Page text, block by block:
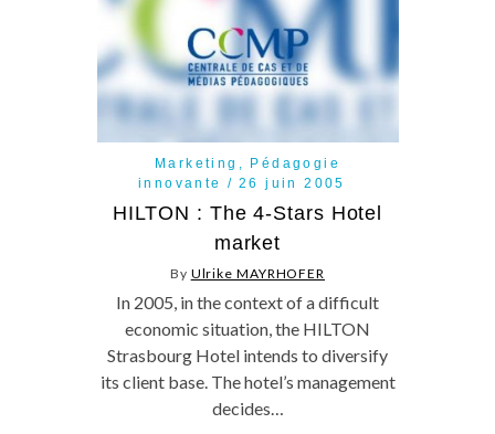
Marketing , Pédagogie
innovante
26 juin 2005
HILTON : The 4-Stars Hotel
market
By Ulrike MAYRHOFER
In 2005, in the context of a difficult
economic situation, the HILTON
Strasbourg Hotel intends to diversify
its client base. The hotel’s management
decides…